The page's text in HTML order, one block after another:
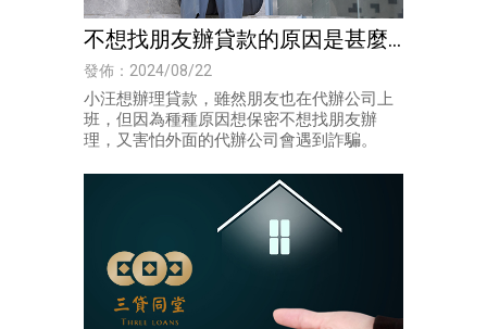
不想找朋友辦貸款的原因是甚麼
呢?
發佈：2024/08/22
小汪想辦理貸款，雖然朋友也在代辦公司上
班，但因為種種原因想保密不想找朋友辦
理，又害怕外面的代辦公司會遇到詐騙。